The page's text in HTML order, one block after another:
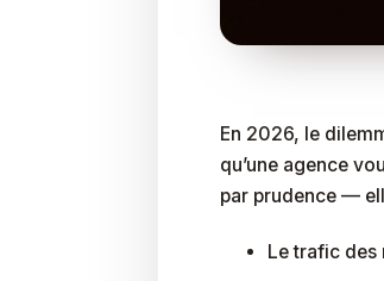
En 2026, le
qu’une agence
par prudence —
Le trafic des